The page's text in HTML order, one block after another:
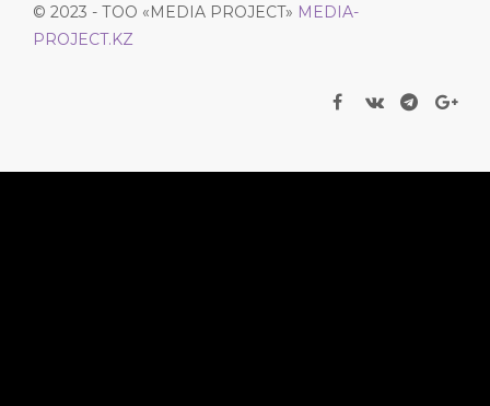
© 2023 - ТОО «MEDIA PROJECT» MEDIA-
PROJECT.KZ